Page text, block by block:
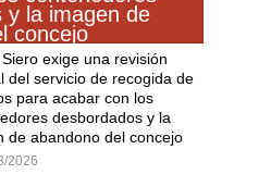
exige una revisión
del servicio de recogida de
para acabar con los
desbordados y la
de abandono del concejo
2026